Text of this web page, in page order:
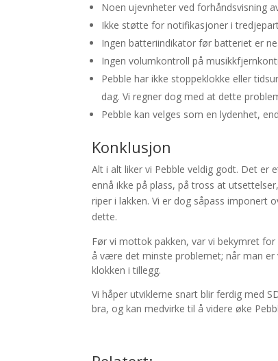
Noen ujevnheter ved forhåndsvisning
Ikke støtte for notifikasjoner i
Ingen batteriindikator før batteriet er
Ingen volumkontroll på
Pebble har ikke stoppeklokke eller
dag. Vi regner dog med at dette
Pebble kan velges som en lydenhet,
Konklusjon
Alt i alt liker vi Pebble veldig godt. Det
ennå ikke på plass, på tross at
riper i lakken. Vi er dog såpass imponert
dette.
Før vi mottok pakken, var vi bekymret
å være det minste problemet; når man
klokken i tillegg.
Vi håper utviklerne snart blir ferdig med
bra, og kan medvirke til å videre øke